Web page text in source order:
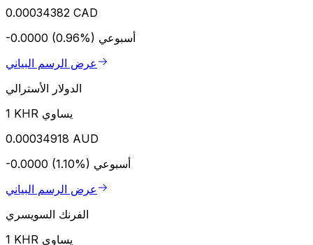
0.00034382 CAD
-0.0000 (0.96%) أسبوعي
عرض الرسم البياني
الدولار الأسترالي
1 KHR يساوي
0.00034918 AUD
-0.0000 (1.10%) أسبوعي
عرض الرسم البياني
الفرنك السويسري
1 KHR يساوي